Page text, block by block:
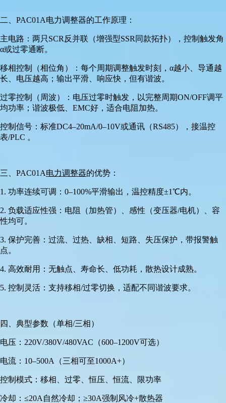
二、PAC01A电力调整器的工作原理：
主电路：两只SCR反并联（增强型SSR同款拓扑），控制触发角
α或过零通断。
移相控制（相位角）：每个周期调整触发时刻，α越小、导通越
长、电压越高；输出平滑、响应快，但有谐波。
过零控制（周波）：电压过零时触发，以完整周期ON/OFF调平
均功率；谐波极低、EMC好，适合电阻加热。
控制信号：标准DC4–20mA/0–10V或通讯（RS485），接温控
表/PLC 。
三、PAC01A电力调整器的优势：
1. 功率连续可调：0–100%平滑输出，温控精度±1℃内。
2. 负载适应性强：电阻（加热管）、感性（变压器/电机）、容
性均可。
3. 保护完善：过流、过热、缺相、短路、失压保护，带报警触
点。
4. 高效耐用：无触点、寿命长、低功耗，散热设计成熟。
5. 控制灵活：支持移相/过零切换，适配不同谐波要求。
四、典型参数（单相/三相）
电压：220V/380V/480VAC（600–1200V可选）
电流：10–500A（三相可至1000A+）
控制模式：移相、过零、恒压、恒流、限功率
冷却：≤20A自然冷却；≥30A强制风冷+散热器